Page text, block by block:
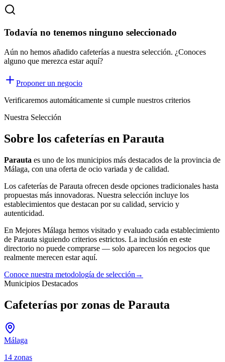
Todavía no tenemos ninguno seleccionado
Aún no hemos añadido cafeterías a nuestra selección. ¿Conoces
alguno que merezca estar aquí?
Proponer un negocio
Verificaremos automáticamente si cumple nuestros criterios
Nuestra Selección
Sobre los cafeterías en Parauta
Parauta es uno de los municipios más destacados de la provincia de
Málaga, con una oferta de ocio variada y de calidad.
Los cafeterías de Parauta ofrecen desde opciones tradicionales hasta
propuestas más innovadoras. Nuestra selección incluye los
establecimientos que destacan por su calidad, servicio y
autenticidad.
En Mejores Málaga hemos visitado y evaluado cada establecimiento
de Parauta siguiendo criterios estrictos. La inclusión en este
directorio no puede comprarse — solo aparecen los negocios que
realmente merecen estar aquí.
Conoce nuestra metodología de selección →
Municipios Destacados
Cafeterías por zonas de Parauta
Málaga
14 zonas